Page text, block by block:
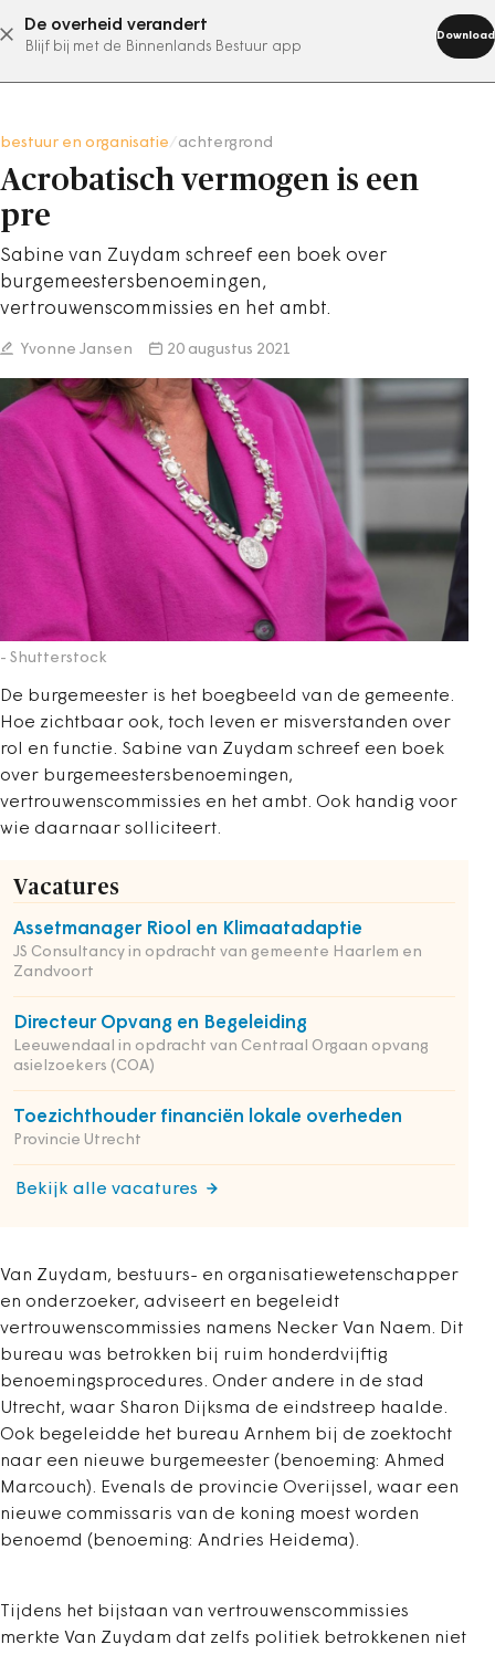
De overheid verandert
Blijf bij met de Binnenlands Bestuur app
Download
abonneer nu
bestuur en organisatie achtergrond
Acrobatisch vermogen is een
pre
Sabine van Zuydam schreef een boek over
burgemeestersbenoemingen,
vertrouwenscommissies en het ambt.
Yvonne Jansen 20 augustus 2021
- Shutterstock
De burgemeester is het boegbeeld van de gemeente.
Hoe zichtbaar ook, toch leven er misverstanden over
rol en functie. Sabine van Zuydam schreef een boek
over burgemeestersbenoemingen,
vertrouwenscommissies en het ambt. Ook handig voor
wie daarnaar solliciteert.
Vacatures
Assetmanager Riool en Klimaatadaptie
JS Consultancy in opdracht van gemeente Haarlem en
Zandvoort
Directeur Opvang en Begeleiding
Leeuwendaal in opdracht van Centraal Orgaan opvang
asielzoekers (COA)
Toezichthouder financiën lokale overheden
Provincie Utrecht
Bekijk alle vacatures
Van Zuydam, bestuurs- en organisatiewetenschapper
en onderzoeker, adviseert en begeleidt
vertrouwenscommissies namens Necker Van Naem. Dit
bureau was betrokken bij ruim honderdvijftig
benoemingsprocedures. Onder andere in de stad
Utrecht, waar Sharon Dijksma de eindstreep haalde.
Ook begeleidde het bureau Arnhem bij de zoektocht
naar een nieuwe burgemeester (benoeming: Ahmed
Marcouch). Evenals de provincie Overijssel, waar een
nieuwe commissaris van de koning moest worden
benoemd (benoeming: Andries Heidema).
Tijdens het bijstaan van vertrouwenscommissies
merkte Van Zuydam dat zelfs politiek betrokkenen niet